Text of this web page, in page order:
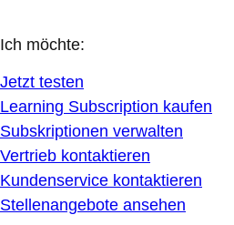
Ich möchte:
Jetzt testen
Learning Subscription kaufen
Subskriptionen verwalten
Vertrieb kontaktieren
Kundenservice kontaktieren
Stellenangebote ansehen